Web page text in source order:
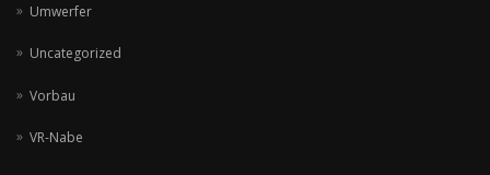
Umwerfer
Uncategorized
Vorbau
VR-Nabe